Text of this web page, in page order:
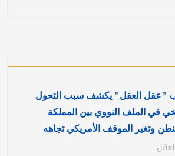
"عقل العقل" يكشف سبب التحول
في الملف النووي بين المملكة
وتغير الموقف الأمريكي تجاهه